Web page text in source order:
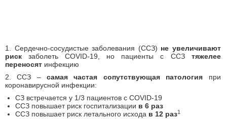
1. Сердечно-сосудистые заболевания (ССЗ) не увеличивают
риск заболеть COVID-19, но пациенты с ССЗ тяжелее
переносят инфекцию
2. ССЗ –самая частая сопутствующая патология при
коронавирусной инфекции:
СЗ встречается у 1/3 пациентов с COVID-19
ССЗ повышает риск госпитализации в 6 раз
ССЗ повышает риск летального исхода в 12 раз1